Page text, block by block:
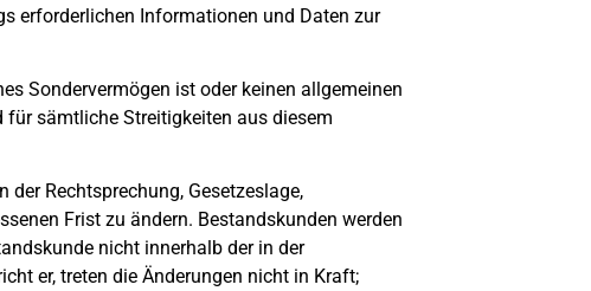
erforderlichen Informationen und Daten zur
Sondervermögen ist oder keinen allgemeinen
für sämtliche Streitigkeiten aus diesem
Rechtsprechung, Gesetzeslage,
Frist zu ändern. Bestandskunden werden
nicht innerhalb der in der
er, treten die Änderungen nicht in Kraft;